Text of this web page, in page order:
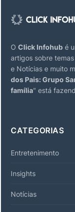
O Click Infohub é
artigos sobre
e Notícias e muito
dos Pais: Grupo
família" está
CATEGORIAS
Entretenimento
Insights
Notícias